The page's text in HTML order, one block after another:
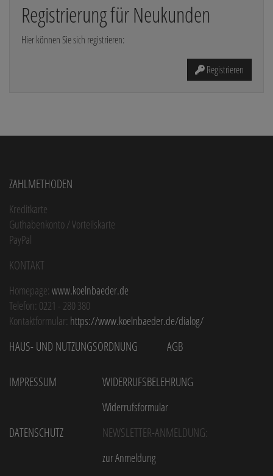
Registrierung für Neukunden
Hier können Sie sich registrieren:
Registrieren
Zahlmethoden
Kreditkarte
Guthabenkonto / Vorteilskarte
PayPal
Kontakt
Homepage: www.koelnbaeder.de
Telefon: 0221 - 280 380
Kontaktformular: https://www.koelnbaeder.de/dialog/
Haus- und Nutzungsordnung AGB
Impressum Widerrufsbelehrung
Widerrufsformular
Datenschutz Newsletter-Anmeldung:
zur Anmeldung